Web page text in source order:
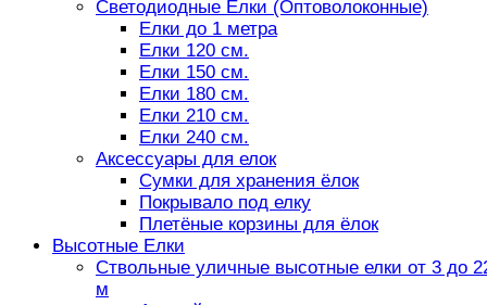
Светодиодные Елки (Оптоволоконные)
Елки до 1 метра
Елки 120 см.
Елки 150 см.
Елки 180 см.
Елки 210 см.
Елки 240 см.
Аксессуары для елок
Сумки для хранения ёлок
Покрывало под елку
Плетёные корзины для ёлок
Высотные Елки
Ствольные уличные высотные елки от 3 до
м